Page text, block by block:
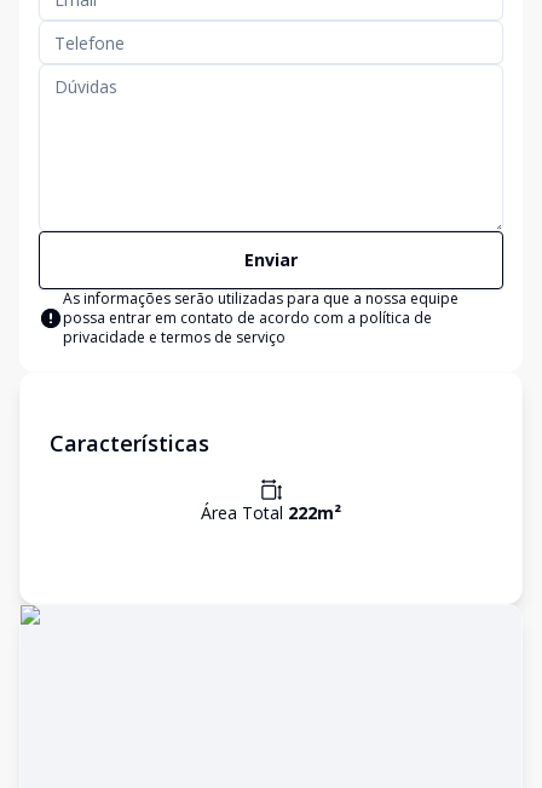
Enviar
As informações serão utilizadas para que a nossa equipe
possa entrar em contato de acordo com a política de
privacidade e termos de serviço
Características
Área Total 222m²